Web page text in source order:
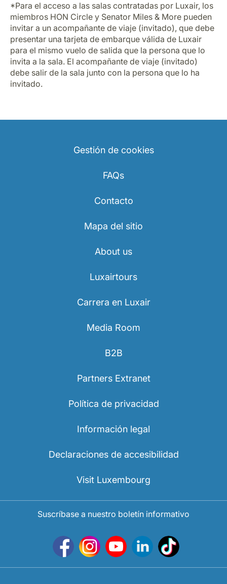
*Para el acceso a las salas contratadas por Luxair, los
miembros HON Circle y Senator Miles & More pueden
invitar a un acompañante de viaje (invitado), que debe
presentar una tarjeta de embarque válida de Luxair
para el mismo vuelo de salida que la persona que lo
invita a la sala. El acompañante de viaje (invitado)
debe salir de la sala junto con la persona que lo ha
invitado.
Gestión de cookies
FAQs
Contacto
Mapa del sitio
About us
Luxairtours
Carrera en Luxair
Media Room
B2B
Partners Extranet
Política de privacidad
Información legal
Declaraciones de accesibilidad
Visit Luxembourg
Suscríbase a nuestro boletín informativo